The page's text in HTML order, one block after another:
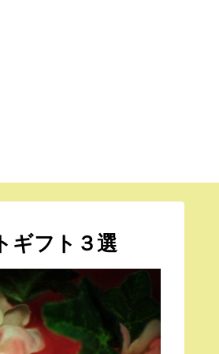
ギフト３選